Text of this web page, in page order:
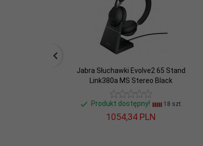
30
Unified
2 x USB
Złącze LINK: USB-A
Jabra Słuchawki Evolve2 65 Stand
Link380a MS Stereo Black
Produkt dostępny! 18 szt.
1054,34 PLN